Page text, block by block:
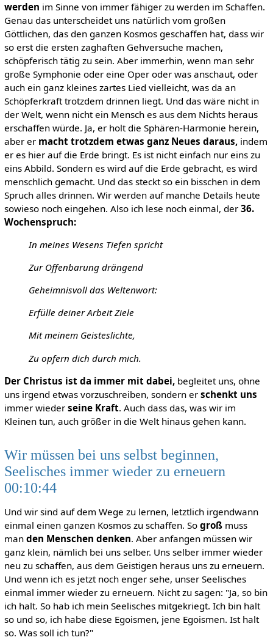
werden im Sinne von immer fähiger zu werden im Schaffen.
Genau das unterscheidet uns natürlich vom großen
Göttlichen, das den ganzen Kosmos geschaffen hat, dass wir
so erst die ersten zaghaften Gehversuche machen,
schöpferisch tätig zu sein. Aber immerhin, wenn man sehr
große Symphonie oder eine Oper oder was anschaut, oder
auch ein ganz kleines zartes Lied vielleicht, was da an
Schöpferkraft trotzdem drinnen liegt. Und das wäre nicht in
der Welt, wenn nicht ein Mensch es aus dem Nichts heraus
erschaffen würde. Ja, er holt die Sphären-Harmonie herein,
aber er macht trotzdem etwas ganz Neues daraus,indem
er es hier auf die Erde bringt. Es ist nicht einfach nur eins zu
eins Abbild. Sondern es wird auf die Erde gebracht, es wird
menschlich gemacht. Und das steckt so ein bisschen in dem
Spruch alles drinnen. Wir werden auf manche Details heute
sowieso noch eingehen. Also ich lese noch einmal, der 36.
Wochenspruch:
In meines Wesens Tiefen spricht
Zur Offenbarung drängend
Geheimnisvoll das Weltenwort:
Erfülle deiner Arbeit Ziele
Mit meinem Geisteslichte,
Zu opfern dich durch mich.
Der Christus ist da immer mit dabei,begleitet uns, ohne
uns irgend etwas vorzuschreiben, sondern er schenkt uns
immer wieder seine Kraft. Auch dass das, was wir im
Kleinen tun, auch größer in die Welt hinaus gehen kann.
Wir müssen bei uns selbst beginnen,
Seelisches immer wieder zu erneuern
00:10:44
Und wir sind auf dem Wege zu lernen, letztlich irgendwann
einmal einen ganzen Kosmos zu schaffen. So großmuss
man den Menschen denken. Aber anfangen müssen wir
ganz klein, nämlich bei uns selber. Uns selber immer wieder
neu zu schaffen, aus dem Geistigen heraus uns zu erneuern.
Und wenn ich es jetzt noch enger sehe, unser Seelisches
einmal immer wieder zu erneuern. Nicht zu sagen: "Ja, so bin
ich halt. So hab ich mein Seelisches mitgekriegt. Ich bin halt
so und so, ich habe diese Egoismen, jene Egoismen. Ist halt
so. Was soll ich tun?"